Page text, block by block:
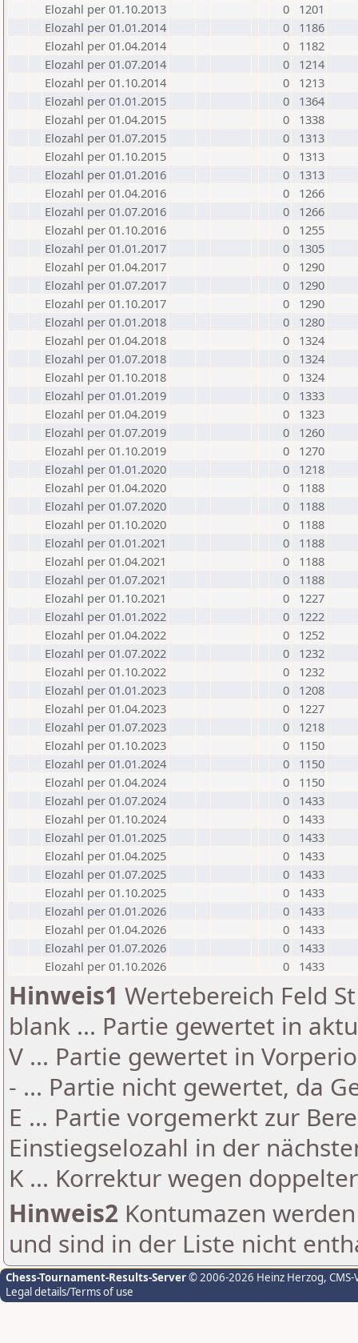
Elozahl per 01.10.2013
0
1201
Elozahl per 01.01.2014
0
1186
Elozahl per 01.04.2014
0
1182
Elozahl per 01.07.2014
0
1214
Elozahl per 01.10.2014
0
1213
Elozahl per 01.01.2015
0
1364
Elozahl per 01.04.2015
0
1338
Elozahl per 01.07.2015
0
1313
Elozahl per 01.10.2015
0
1313
Elozahl per 01.01.2016
0
1313
Elozahl per 01.04.2016
0
1266
Elozahl per 01.07.2016
0
1266
Elozahl per 01.10.2016
0
1255
Elozahl per 01.01.2017
0
1305
Elozahl per 01.04.2017
0
1290
Elozahl per 01.07.2017
0
1290
Elozahl per 01.10.2017
0
1290
Elozahl per 01.01.2018
0
1280
Elozahl per 01.04.2018
0
1324
Elozahl per 01.07.2018
0
1324
Elozahl per 01.10.2018
0
1324
Elozahl per 01.01.2019
0
1333
Elozahl per 01.04.2019
0
1323
Elozahl per 01.07.2019
0
1260
Elozahl per 01.10.2019
0
1270
Elozahl per 01.01.2020
0
1218
Elozahl per 01.04.2020
0
1188
Elozahl per 01.07.2020
0
1188
Elozahl per 01.10.2020
0
1188
Elozahl per 01.01.2021
0
1188
Elozahl per 01.04.2021
0
1188
Elozahl per 01.07.2021
0
1188
Elozahl per 01.10.2021
0
1227
Elozahl per 01.01.2022
0
1222
Elozahl per 01.04.2022
0
1252
Elozahl per 01.07.2022
0
1232
Elozahl per 01.10.2022
0
1232
Elozahl per 01.01.2023
0
1208
Elozahl per 01.04.2023
0
1227
Elozahl per 01.07.2023
0
1218
Elozahl per 01.10.2023
0
1150
Elozahl per 01.01.2024
0
1150
Elozahl per 01.04.2024
0
1150
Elozahl per 01.07.2024
0
1433
Elozahl per 01.10.2024
0
1433
Elozahl per 01.01.2025
0
1433
Elozahl per 01.04.2025
0
1433
Elozahl per 01.07.2025
0
1433
Elozahl per 01.10.2025
0
1433
Elozahl per 01.01.2026
0
1433
Elozahl per 01.04.2026
0
1433
Elozahl per 01.07.2026
0
1433
Elozahl per 01.10.2026
0 1433
Hinweis1 Wertebereich Feld
blank ... Partie gewertet in
V ... Partie gewertet in
- ... Partie nicht gewertet, da
E ... Partie vorgemerkt zur
Einstiegselozahl in der
K ... Korrektur wegen
Hinweis2 Kontumazen
und sind in der Liste nicht
Chess-Tournament-Results-Server© 2006-2026 Heinz Herzog,
Legal details/Terms of use